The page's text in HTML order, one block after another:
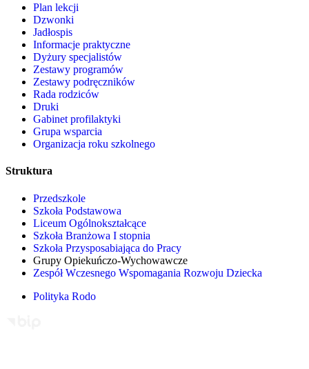
Plan lekcji
Dzwonki
Jadłospis
Informacje praktyczne
Dyżury specjalistów
Zestawy programów
Zestawy podręczników
Rada rodziców
Druki
Gabinet profilaktyki
Grupa wsparcia
Organizacja roku szkolnego
Struktura
Przedszkole
Szkoła Podstawowa
Liceum Ogólnokształcące
Szkoła Branżowa I stopnia
Szkoła Przysposabiająca do Pracy
Grupy Opiekuńczo-Wychowawcze
Zespół Wczesnego Wspomagania Rozwoju Dziecka
Polityka Rodo